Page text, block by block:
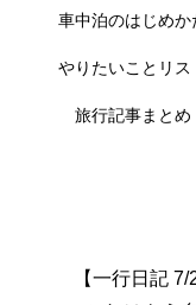
車中泊のはじめか
やりたいことリス
旅行記事まとめ
【一行日記